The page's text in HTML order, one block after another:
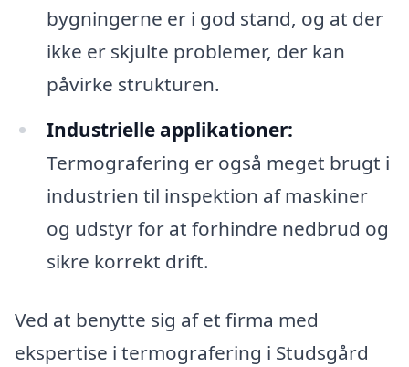
bygningerne er i god stand, og at der
ikke er skjulte problemer, der kan
påvirke strukturen.
Industrielle applikationer:
Termografering er også meget brugt i
industrien til inspektion af maskiner
og udstyr for at forhindre nedbrud og
sikre korrekt drift.
Ved at benytte sig af et firma med
ekspertise i termografering i Studsgård